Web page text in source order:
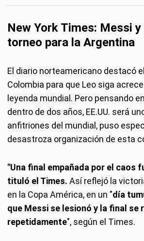
New York Times: Messi y
torneo para la Argentina
El diario norteamericano destacó
Colombia para que Leo siga
leyenda mundial. Pero pensando
dentro de dos años, EE.UU. será
anfitriones del mundial, puso
desastroza organización de esta
"Una final empañada por el caos
tituló el Times. Así reflejó la
en la Copa América, en un "día
que Messi se lesionó y la final se
repetidamente", según el Times.